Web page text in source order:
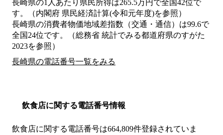
長崎県の1人あたり県民所得は265.5万円で全国42位で
す。（内閣府 県民経済計算(令和元年度)を参照）
長崎県の消費者物価地域差指数（交通・通信）は99.6で
全国24位です。（総務省 統計でみる都道府県のすがた
2023を参照）
長崎県の電話番号一覧をみる
飲食店に関する電話番号情報
飲食店に関する電話番号は664,809件登録されていま